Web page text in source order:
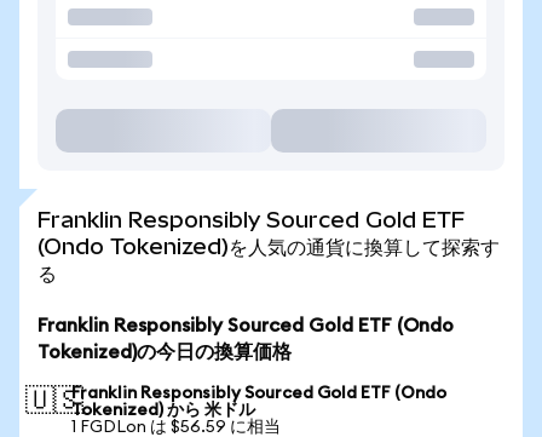
Franklin Responsibly Sourced Gold ETF
(Ondo Tokenized)を人気の通貨に換算して探索す
る
Franklin Responsibly Sourced Gold ETF (Ondo
Tokenized)の今日の換算価格
🇺🇸Franklin Responsibly Sourced Gold ETF (Ondo
Tokenized) から 米ドル
1 FGDLon は $56.59 に相当